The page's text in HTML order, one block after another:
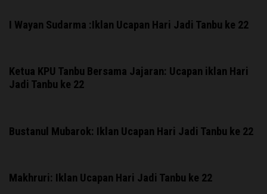
I Wayan Sudarma :Iklan Ucapan Hari Jadi Tanbu ke 22
Ketua KPU Tanbu Bersama Jajaran: Ucapan iklan Hari
Jadi Tanbu ke 22
Bustanul Mubarok: Iklan Ucapan Hari Jadi Tanbu ke 22
Makhruri: Iklan Ucapan Hari Jadi Tanbu ke 22